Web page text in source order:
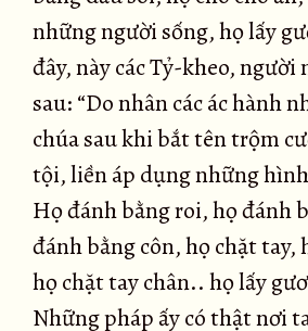
những người sống, họ lấy
đây, này các Tỷ-kheo,
sau: “Do nhân các ác hành
chúa sau khi bắt tên trộm
tội, liền áp dụng những
Họ đánh bằng roi, họ đánh
đánh bằng côn, họ chặt tay,
họ chặt tay chân.. họ lấy
Những pháp ấy có thật nơi